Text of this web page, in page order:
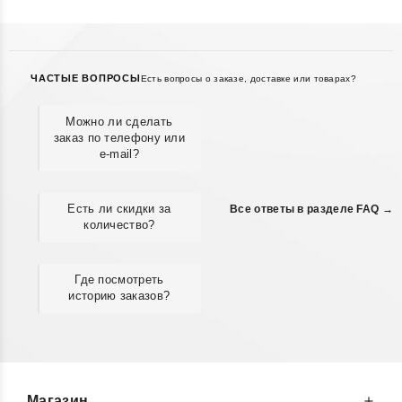
ЧАСТЫЕ ВОПРОСЫ Есть вопросы о заказе, доставке или товарах?
Можно ли сделать
заказ по телефону или
e-mail?
Есть ли скидки за
количество?
Где посмотреть
историю заказов?
Все ответы в разделе FAQ →